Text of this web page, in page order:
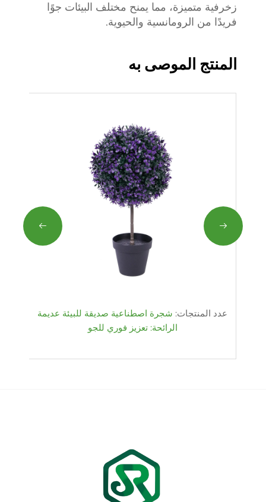
زخرفية متميزة، مما يمنح مختلف البيئات جوًا
فريدًا من الرومانسية والحيوية.
المنتج الموصى به
عدد المنتجات: شجرة اصطناعية صديقة للبيئة عديمة
الرائحة: تعزيز فوري للجو